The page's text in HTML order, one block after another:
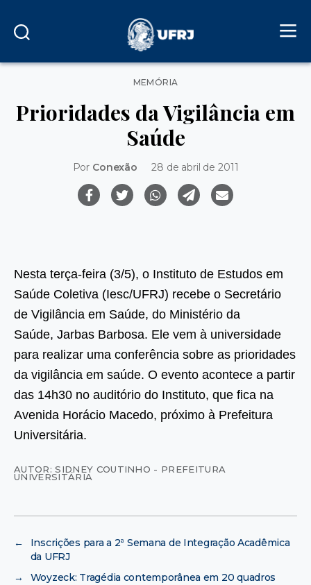
Categorias
MEMÓRIA
Prioridades da Vigilância em
Saúde
Por Conexão 28 de abril de 2011
Nesta terça-feira (3/5), o Instituto de Estudos em
Saúde Coletiva (Iesc/UFRJ) recebe o Secretário
de Vigilância em Saúde, do Ministério da
Saúde, Jarbas Barbosa. Ele vem à universidade
para realizar uma conferência sobre as prioridades
da vigilância em saúde. O evento acontece a partir
das 14h30 no auditório do Instituto, que fica na
Avenida Horácio Macedo, próximo à Prefeitura
Universitária.
AUTOR: SIDNEY COUTINHO - PREFEITURA
UNIVERSITÁRIA
←
Inscrições para a 2ª Semana de Integração Acadêmica
da UFRJ
→
Woyzeck: Tragédia contemporânea em 20 quadros